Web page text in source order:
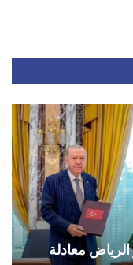
معادلة